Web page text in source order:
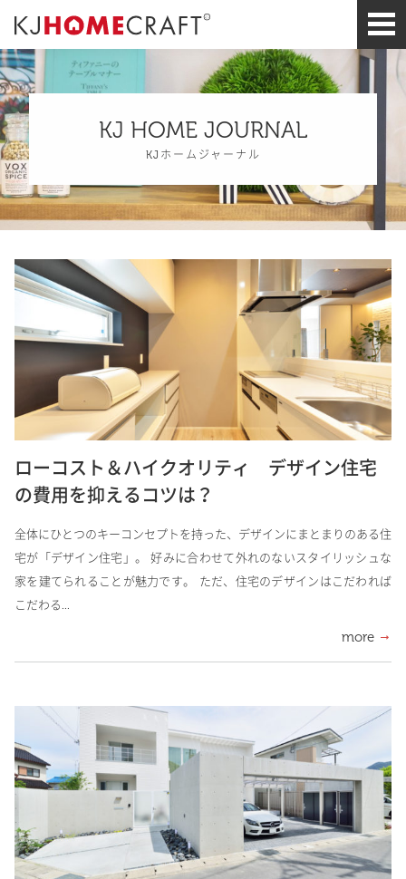
KJ HOME JOURNAL
KJホームジャーナル
ローコスト＆ハイクオリティ デザイン住宅
の費用を抑えるコツは？
全体にひとつのキーコンセプトを持った、デザインにまとまりのある住
宅が「デザイン住宅」。 好みに合わせて外れのないスタイリッシュな
家を建てられることが魅力です。 ただ、住宅のデザインはこだわれば
こだわる...
more